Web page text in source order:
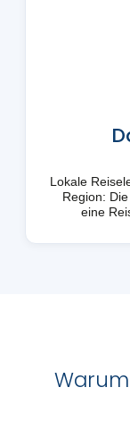
Lokale
Region:
eine